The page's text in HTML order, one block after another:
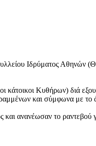
Ιδρύματος
κάτοικοι Κυθήρων) διά
και σύμφωνα με
και ανανέωσαν το